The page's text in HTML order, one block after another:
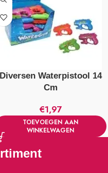
Diversen Waterpistool 14
Cm
€1,97
TOEVOEGEN AAN
WINKELWAGEN